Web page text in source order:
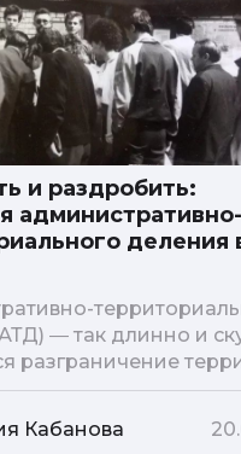
и раздробить:
административно-
деления
― так длинно и
разграничение
В соответствии с
система местных
Для генеалогии
Кабанова